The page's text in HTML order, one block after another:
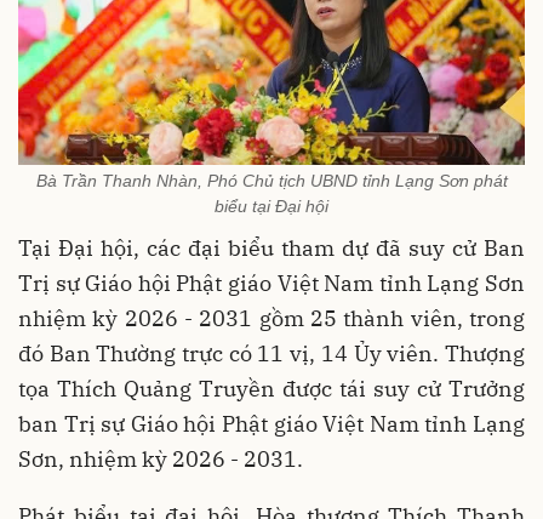
Bà Trần Thanh Nhàn, Phó Chủ tịch UBND tỉnh Lạng Sơn phát
biểu tại Đại hội
Tại Đại hội, các đại biểu tham dự đã suy cử Ban
Trị sự Giáo hội Phật giáo Việt Nam tỉnh Lạng Sơn
nhiệm kỳ 2026 - 2031 gồm 25 thành viên, trong
đó Ban Thường trực có 11 vị, 14 Ủy viên. Thượng
tọa Thích Quảng Truyền được tái suy cử Trưởng
ban Trị sự Giáo hội Phật giáo Việt Nam tỉnh Lạng
Sơn, nhiệm kỳ 2026 - 2031.